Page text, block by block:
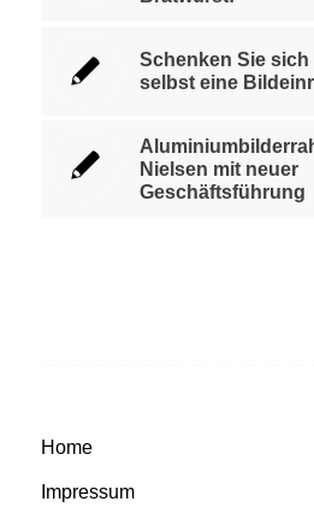
Schenken Sie sich
selbst eine
Nielsen mit neuer
Geschäftsführung
Home
Impressum